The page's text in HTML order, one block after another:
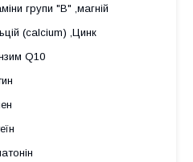
групи "В" ,магній
(calcium) ,Цинк
Q10